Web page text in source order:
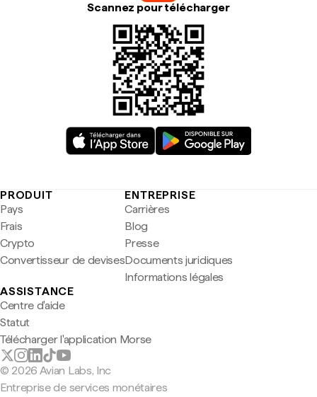
Scannez pour télécharger
PRODUIT
Pays
Frais
Crypto
Convertisseur de devises
ENTREPRISE
Carrières
Blog
Presse
Documents juridiques
Informations légales
ASSISTANCE
Centre d'aide
Statut
Télécharger l'application Morse
© 2026 Avian Labs, Inc
Entreprise de services monétaires